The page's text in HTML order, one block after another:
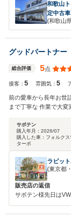
和歌山
定中古
(和歌山
グッドパートナー
総合評価 5点
接客：5 雰囲気：5
前の愛車から長年お世
まで丁寧な 作業で大変
サボテン
購入年月： 2026/07
購入した車： フォルク
ターボ
ラビッ
(東京都
販売店の返信
サボテン様先日は
様は多岐にわたって